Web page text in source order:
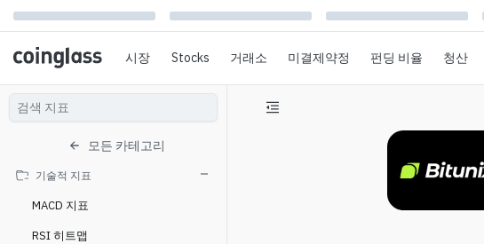
시장 Stocks 거래소 미결제약정 펀딩 비율 청산
모든 카테고리
기술적 지표
MACD 지표
RSI 히트맵